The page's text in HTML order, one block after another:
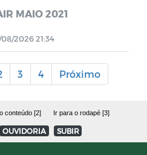
DA PREVIDENCIA 2024
2024
2025
MAIO 2021
2026 21:34
3 4 Próximo
conteúdo [2] Ir para o rodapé [3]
OUVIDORIA SUBIR